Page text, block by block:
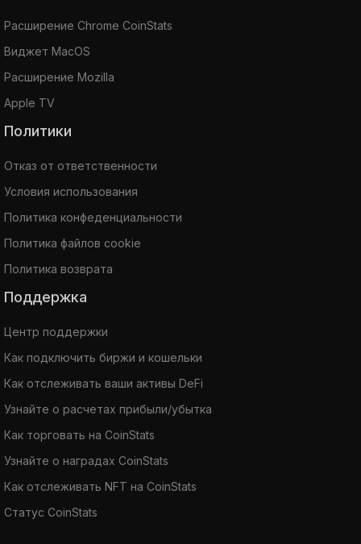
Расширение Chrome CoinStats
Виджет MacOS
Расширение Mozilla
Apple TV
Политики
Отказ от ответственности
Условия использования
Политика конфеденциальности
Политика файлов cookie
Политика возврата
Поддержка
Центр поддержки
Как подключить биржи и кошельки
Как отслеживать ваши активы DeFi
Узнайте о расчетах прибыли/убытка
Как торговать на CoinStats
Узнайте о наградах CoinStats
Как отслеживать NFT на CoinStats
Статус CoinStats